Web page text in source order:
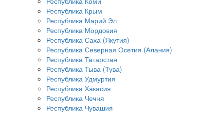
Республика Крым
Республика Марий Эл
Республика Мордовия
Республика Саха (Якутия)
Республика Северная Осетия (Алания)
Республика Татарстан
Республика Тыва (Тува)
Республика Удмуртия
Республика Хакасия
Республика Чечня
Республика Чувашия